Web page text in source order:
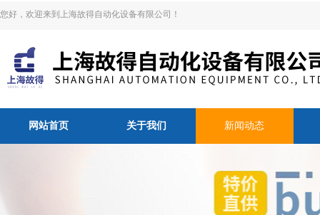
您好，欢迎来到上海故得自动化设备有限公司！
网站首页 关于我们 新闻动态